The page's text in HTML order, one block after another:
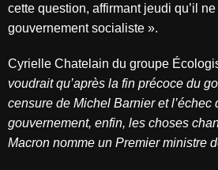
cette question, affirmant jeudi qu’il
gouvernement socialiste ».
Cyrielle Chatelain du groupe
voudrait qu’après la fin précoce du
censure de Michel Barnier et l’échec
gouvernement, enfin, les choses
Macron nomme un Premier ministre